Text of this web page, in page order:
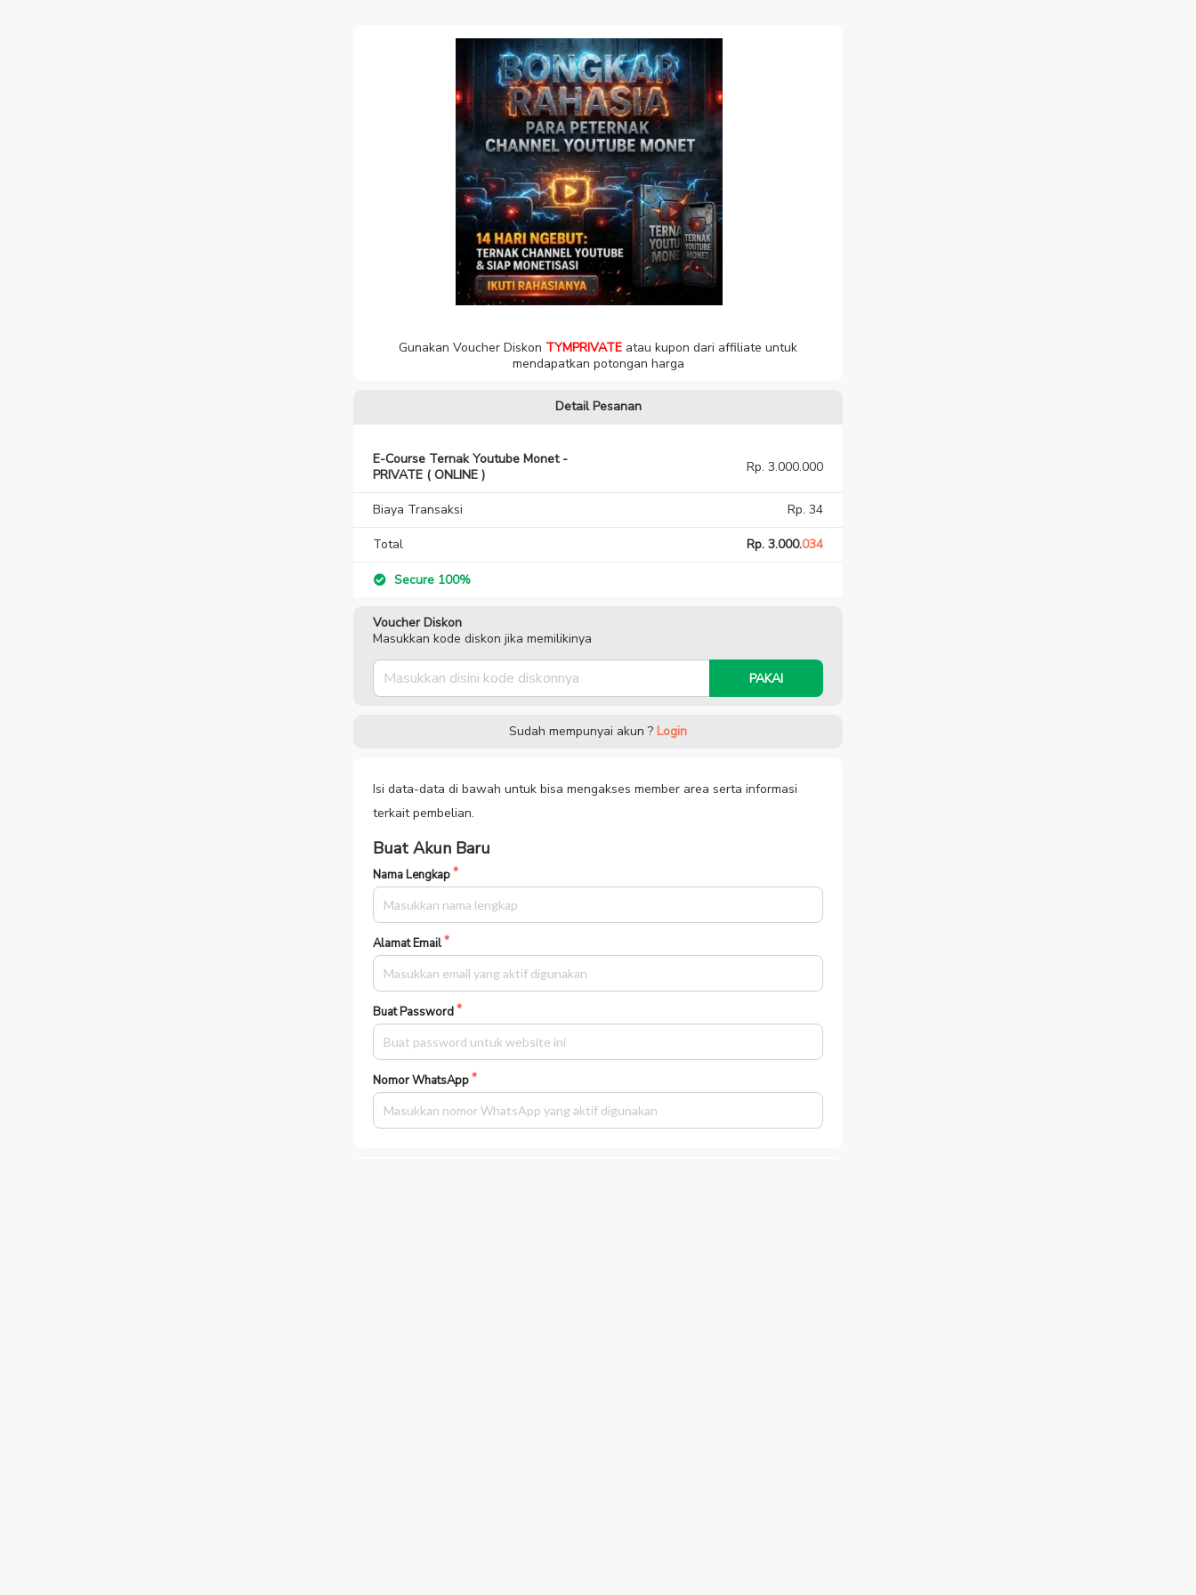
Gunakan Voucher Diskon TYMPRIVATE atau kupon dari affiliate untuk
mendapatkan potongan harga
Detail Pesanan
E-Course Ternak Youtube Monet -
PRIVATE ( ONLINE )
Rp. 3.000.000
Biaya Transaksi Rp. 34
Total Rp. 3.000.034
Secure 100%
Voucher Diskon
Masukkan kode diskon jika memilikinya
PAKAI
Sudah mempunyai akun ? Login
Isi data-data di bawah untuk bisa mengakses member area serta informasi
terkait pembelian.
Buat Akun Baru
Nama Lengkap
Alamat Email
Buat Password
Nomor WhatsApp